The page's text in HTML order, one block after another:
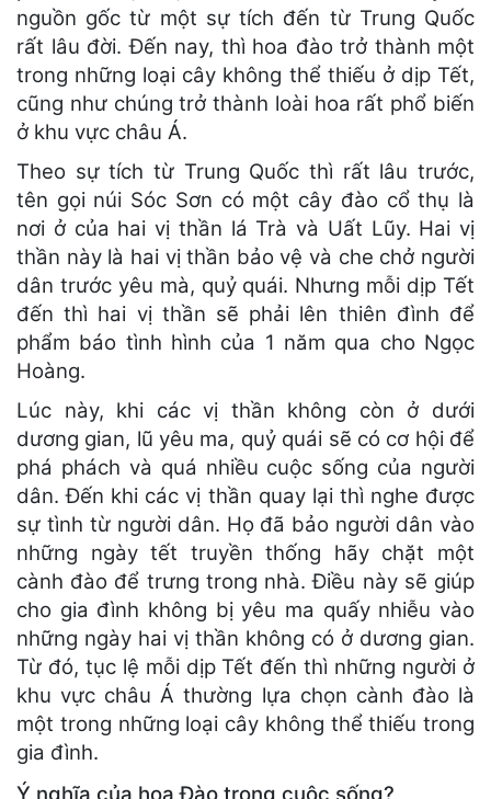
nguồn gốc từ một sự tích đến từ Trung Quốc
rất lâu đời. Đến nay, thì hoa đào trở thành một
trong những loại cây không thể thiếu ở dịp Tết,
cũng như chúng trở thành loài hoa rất phổ biến
ở khu vực châu Á.
Theo sự tích từ Trung Quốc thì rất lâu trước,
tên gọi núi Sóc Sơn có một cây đào cổ thụ là
nơi ở của hai vị thần lá Trà và Uất Lũy. Hai vị
thần này là hai vị thần bảo vệ và che chở người
dân trước yêu mà, quỷ quái. Nhưng mỗi dịp Tết
đến thì hai vị thần sẽ phải lên thiên đình để
phẩm báo tình hình của 1 năm qua cho Ngọc
Hoàng.
Lúc này, khi các vị thần không còn ở dưới
dương gian, lũ yêu ma, quỷ quái sẽ có cơ hội để
phá phách và quá nhiều cuộc sống của người
dân. Đến khi các vị thần quay lại thì nghe được
sự tình từ người dân. Họ đã bảo người dân vào
những ngày tết truyền thống hãy chặt một
cành đào để trưng trong nhà. Điều này sẽ giúp
cho gia đình không bị yêu ma quấy nhiễu vào
những ngày hai vị thần không có ở dương gian.
Từ đó, tục lệ mỗi dịp Tết đến thì những người ở
khu vực châu Á thường lựa chọn cành đào là
một trong những loại cây không thể thiếu trong
gia đình.
Ý nghĩa của hoa Đào trong cuộc sống?